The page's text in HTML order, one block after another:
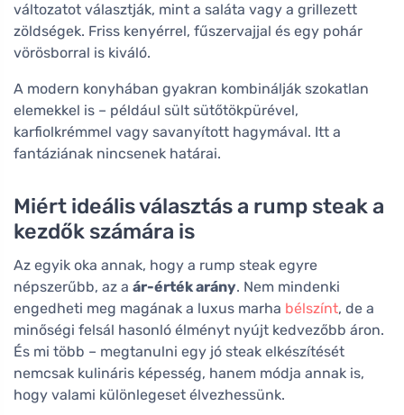
változatot választják, mint a saláta vagy a grillezett
zöldségek. Friss kenyérrel, fűszervajjal és egy pohár
vörösborral is kiváló.
A modern konyhában gyakran kombinálják szokatlan
elemekkel is – például sült sütőtökpürével,
karfiolkrémmel vagy savanyított hagymával. Itt a
fantáziának nincsenek határai.
Miért ideális választás a rump steak a
kezdők számára is
Az egyik oka annak, hogy a rump steak egyre
népszerűbb, az a ár-érték arány. Nem mindenki
engedheti meg magának a luxus marha bélszínt, de a
minőségi felsál hasonló élményt nyújt kedvezőbb áron.
És mi több – megtanulni egy jó steak elkészítését
nemcsak kulináris képesség, hanem módja annak is,
hogy valami különlegeset élvezhessünk.